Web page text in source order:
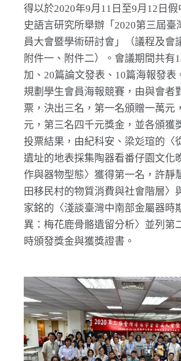
得以於2020年9月11日至9月12日
史語言研究所舉辦「2020第三屆臺
員大會暨學術研討會」（議程及會
附件一、附件二）。會議期間共有
加、20篇論文發表、10篇海報發表
規劃學生會員海報競賽，由與會者
票，決出三名，第一名頒贈一萬元
元，第三名四千元獎金，並各頒獲
投票結果，由紀科安、梁彣瑄的〈
遺址的地表採集陶器看番仔園文化
作與器物型態〉獲得第一名，許靜
田移民村的物質消費與社會階層〉
家銘的〈淺談臺灣中南部金屬器時
異：梅花鹿骨骼遺留分析〉並列第
時頒發獎金與獲獎證書。